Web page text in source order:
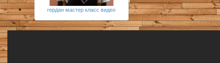
гердан мастер класс видео